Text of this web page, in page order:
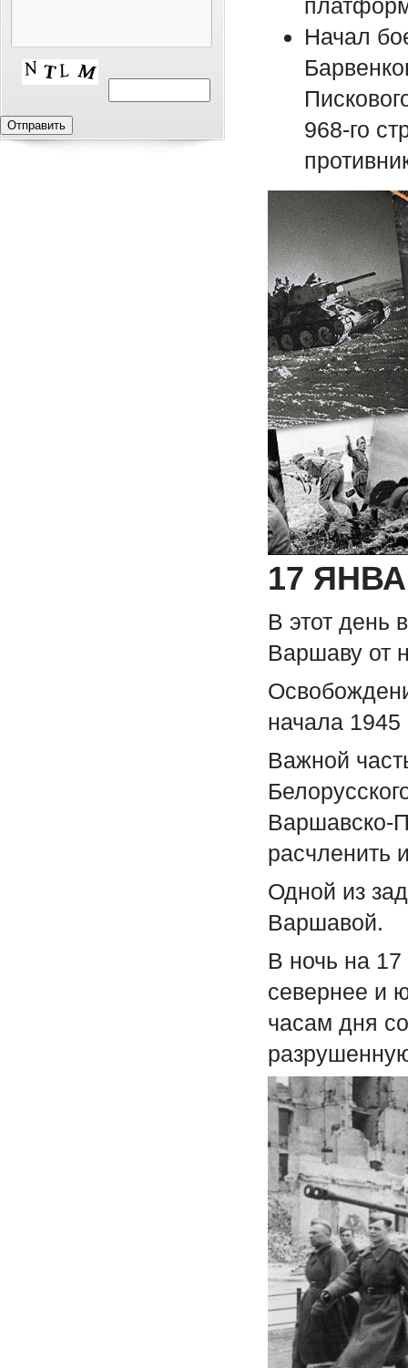
Начал
968-го
17
В этот день
Варшаву от
начала
Важной
Варшавско-
расчленить
Одной из
Варшавой.
В ночь на
севернее и
часам дня